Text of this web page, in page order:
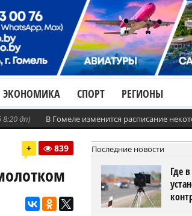
ЭКОНОМИКА СПОРТ РЕГИОНЫ
8:20 дп) В Гомеле изменится расписание
+ 839 Последние новости
Где